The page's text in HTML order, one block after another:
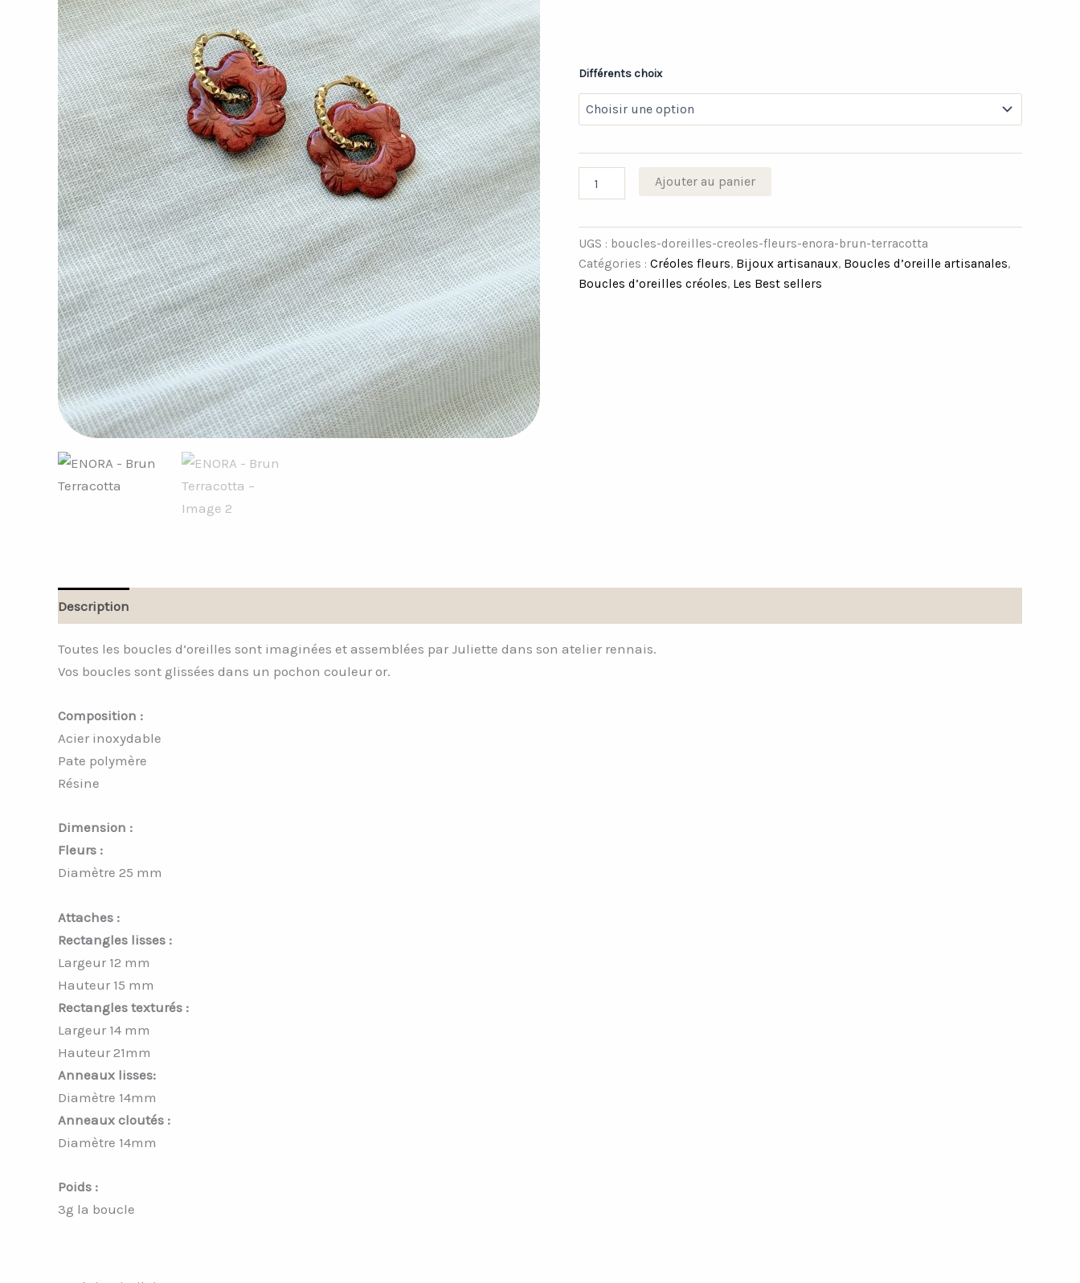
Différents choix
Ajouter au panier
UGS : boucles-doreilles-creoles-fleurs-enora-brun-terracotta
Catégories : Créoles fleurs, Bijoux artisanaux, Boucles d’oreille artisanales,
Boucles d’oreilles créoles, Les Best sellers
Description
Toutes les boucles d’oreilles sont imaginées et assemblées par Juliette dans son atelier rennais.
Vos boucles sont glissées dans un pochon couleur or.
Composition :
Acier inoxydable
Pate polymère
Résine
Dimension :
Fleurs :
Diamètre 25 mm
Attaches :
Rectangles lisses :
Largeur 12 mm
Hauteur 15 mm
Rectangles texturés :
Largeur 14 mm
Hauteur 21mm
Anneaux lisses:
Diamètre 14mm
Anneaux cloutés :
Diamètre 14mm
Poids :
3g la boucle